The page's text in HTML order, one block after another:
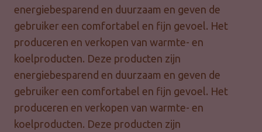
energiebesparend en duurzaam en geven de
gebruiker een comfortabel en fijn gevoel. Het
produceren en verkopen van warmte- en
koelproducten. Deze producten zijn
energiebesparend en duurzaam en geven de
gebruiker een comfortabel en fijn gevoel. Het
produceren en verkopen van warmte- en
koelproducten. Deze producten zijn